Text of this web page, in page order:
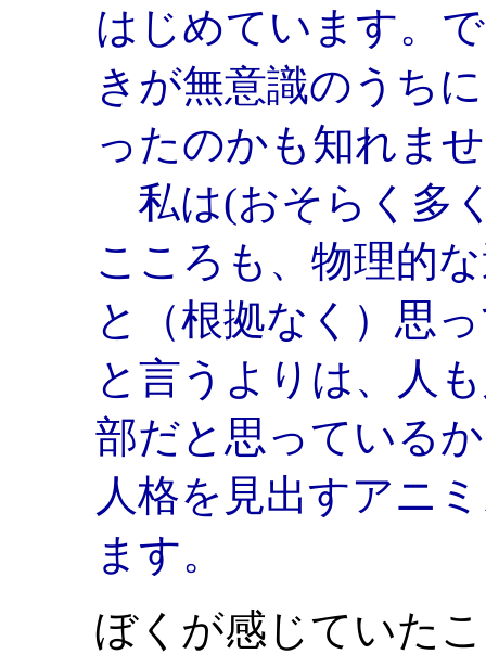
はじめています。
きが無意識のうち
ったのかも知れま
私は(おそらく多
こころも、物理的
と（根拠なく）思
と言うよりは、人
部だと思っている
人格を見出すアニ
ます。
ぼくが感じていた